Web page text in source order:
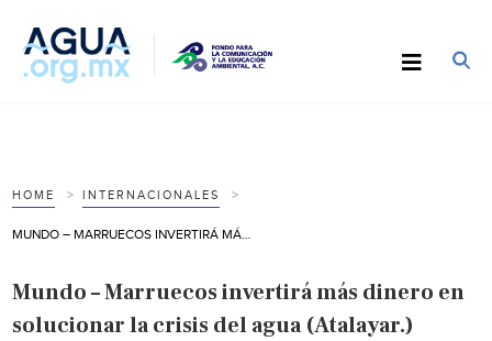
HOME INTERNACIONALES
Mundo – Marruecos invertirá más dinero en
solucionar la crisis del agua (Atalayar.)